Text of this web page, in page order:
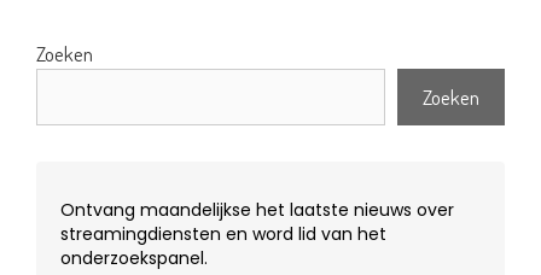
Zoeken
Zoeken
Ontvang maandelijkse het laatste nieuws over
streamingdiensten en word lid van het
onderzoekspanel.